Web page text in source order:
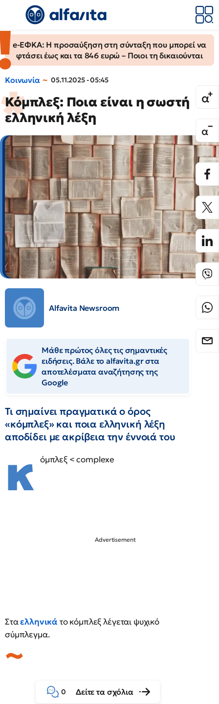
e-ΕΦΚΑ: Η προσαύξηση στη σύνταξη που μπορεί να
φτάσει έως και τα 846 ευρώ – Ποιοι τη δικαιούνται
Κοινωνία 05.11.2025 - 05:45
Κόμπλεξ: Ποια είναι η σωστή
ελληνική λέξη
Alfavita Newsroom
Μάθε πρώτος όλες τις σημαντικές
ειδήσεις. Βάλε το alfavita.gr στα
αποτελέσματα αναζήτησης της
Google
Τι σημαίνει πραγματικά ο όρος
«κόμπλεξ» και ποια ελληνική λέξη
αποδίδει με ακρίβεια την έννοιά του
κ όμπλεξ < complexe
Σταελληνικά το κόμπλεξ λέγεται ψυχικό
σύμπλεγμα.
0 Δείτε τα σχόλια